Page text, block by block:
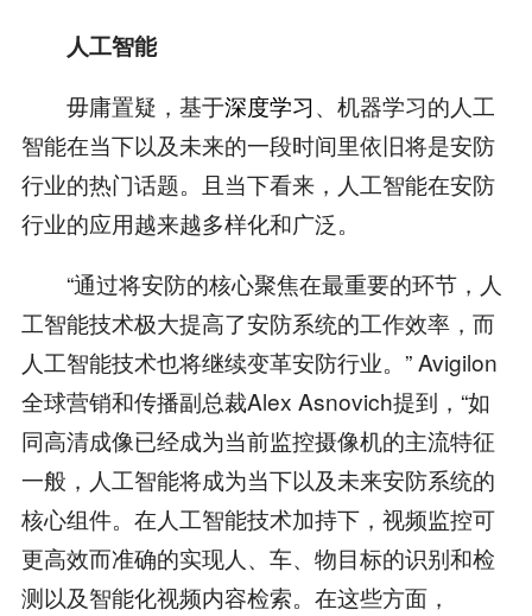
人工智能
毋庸置疑，基于深度学习、机器学习的人工
智能在当下以及未来的一段时间里依旧将是安防
行业的热门话题。且当下看来，人工智能在安防
行业的应用越来越多样化和广泛。
“通过将安防的核心聚焦在最重要的环节，人
工智能技术极大提高了安防系统的工作效率，而
人工智能技术也将继续变革安防行业。” Avigilon
全球营销和传播副总裁Alex Asnovich提到，“如
同高清成像已经成为当前监控摄像机的主流特征
一般，人工智能将成为当下以及未来安防系统的
核心组件。在人工智能技术加持下，视频监控可
更高效而准确的实现人、车、物目标的识别和检
测以及智能化视频内容检索。在这些方面，